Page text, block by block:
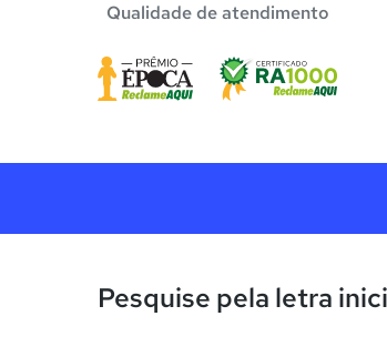
Qualidade de atendimento
Pesquise pela letra